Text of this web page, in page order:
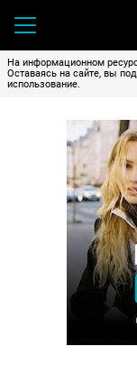
На информационном
Оставаясь на сайте, вы
использование.